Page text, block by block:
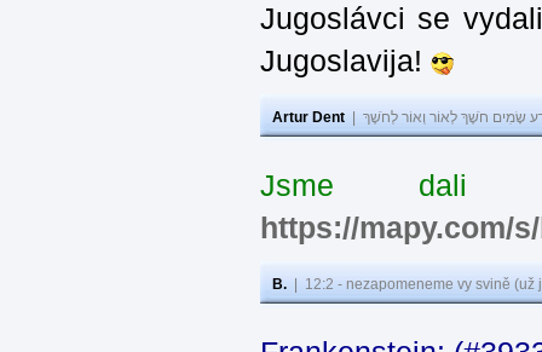
Jugoslávci se
Jugoslavija!
Artur Dent שָׂמִים חֹשֶׁךְ לְאוֹר וְאוֹר לְחֹשֶׁךְ
Jsme dali
https://mapy.com/
B. 12:2 - nezapomeneme vy svině